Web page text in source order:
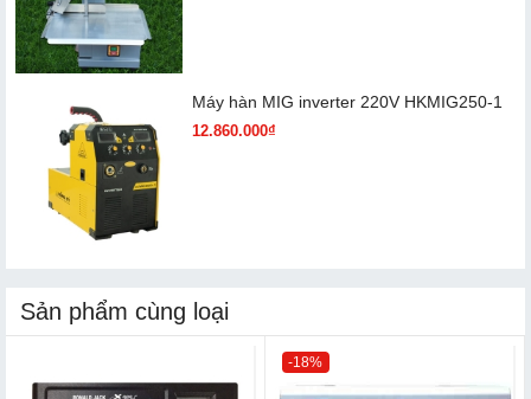
Máy hàn MIG inverter 220V HKMIG250-1
12.860.000₫
Sản phẩm cùng loại
-18%